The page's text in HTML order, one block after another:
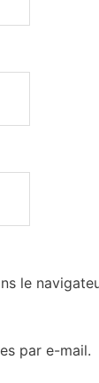
le
par e-mail.